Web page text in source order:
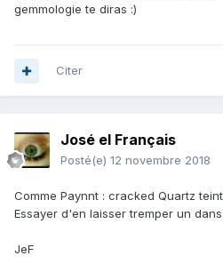
gemmologie te diras :)
Citer
José el Français
Posté(e) 12 novembre 2018
Comme Paynnt : cracked Quartz
Essayer d'en laisser tremper un
JeF